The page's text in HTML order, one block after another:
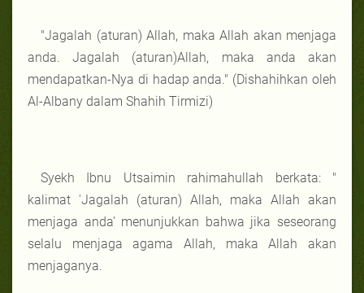
"Jagalah (aturan) Allah, maka Allah akan menjaga
anda. Jagalah (aturan)Allah, maka anda akan
mendapatkan-Nya di hadap anda." (Dishahihkan oleh
Al-Albany dalam Shahih Tirmizi)
Syekh Ibnu Utsaimin rahimahullah berkata: "
kalimat 'Jagalah (aturan) Allah, maka Allah akan
menjaga anda’ menunjukkan bahwa jika seseorang
selalu menjaga agama Allah, maka Allah akan
menjaganya.